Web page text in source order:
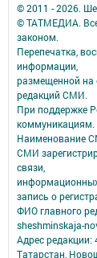
© 2011 - 2026.
© ТАТМЕДИА.
законом.
Перепечатка,
информации,
размещенной на
редакций СМИ.
При поддержке
коммуникациям.
Наименование
СМИ
связи,
запись о
ФИО главного
sheshminskaja-
Адрес редакции:
Татарстан,